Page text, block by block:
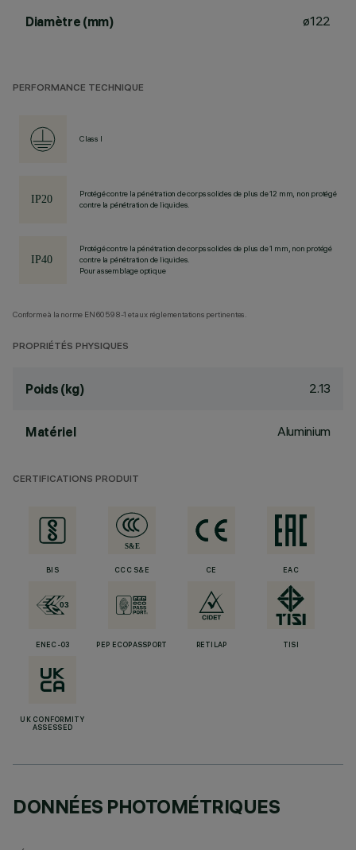
Diamètre (mm) ø122
PERFORMANCE TECHNIQUE
Class I
Protégé contre la pénétration de corps solides de plus de 12 mm, non protégé
contre la pénétration de liquides.
Protégé contre la pénétration de corps solides de plus de 1 mm, non protégé
contre la pénétration de liquides.
Pour assemblage optique
Conforme à la norme EN60598-1 et aux réglementations pertinentes.
PROPRIÉTÉS PHYSIQUES
Poids (kg) 2.13
Matériel Aluminium
CERTIFICATIONS PRODUIT
BIS CCC S&E CE EAC
ENEC-03 PEP ECOPASSPORT RETILAP TISI
UK CONFORMITY
ASSESSED
DONNÉES PHOTOMÉTRIQUES